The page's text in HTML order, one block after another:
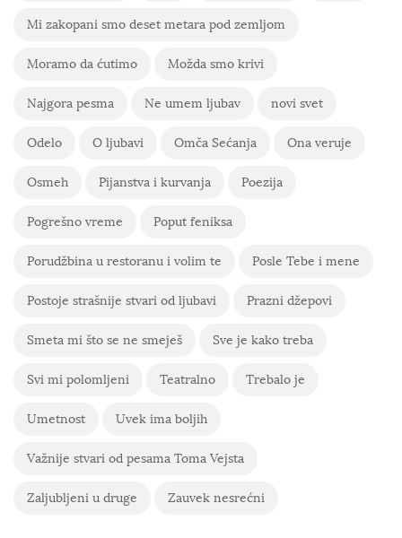
Mi zakopani smo deset metara pod zemljom
Moramo da ćutimo Možda smo krivi
Najgora pesma Ne umem ljubav novi svet
Odelo O ljubavi Omča Sećanja Ona veruje
Osmeh Pijanstva i kurvanja Poezija
Pogrešno vreme Poput feniksa
Porudžbina u restoranu i volim te Posle Tebe i mene
Postoje strašnije stvari od ljubavi Prazni džepovi
Smeta mi što se ne smeješ Sve je kako treba
Svi mi polomljeni Teatralno Trebalo je
Umetnost Uvek ima boljih
Važnije stvari od pesama Toma Vejsta
Zaljubljeni u druge Zauvek nesrećni